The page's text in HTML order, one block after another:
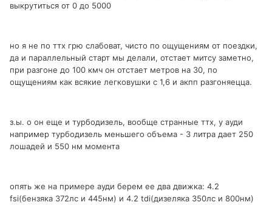
выкрутиться от 0 до 5000
но я не по ттх грю слабоват, чисто по ощущениям от поездки,
да и параллельный старт мы делали, отстает митсу заметно,
при разгоне до 100 кмч он отстает метров на 30, по
ощущениям как всякие легковушки с 1,6 и акпп разгоняецца.
з.ы. о он еще и турбодизель, вообще странные ттх, у ауди
например турбодизель меньшего объема - 3 литра дает 250
лошадей и 550 нм момента
опять же на примере ауди берем ее два движка: 4.2
fsi(бензяка 372лс и 445нм) и 4.2 tdi(дизеляка 350лс и 800нм)